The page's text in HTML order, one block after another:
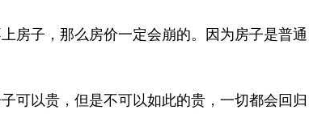
房子，那么房价一定会崩的。因为房子是普通
可以贵，但是不可以如此的贵，一切都会回归